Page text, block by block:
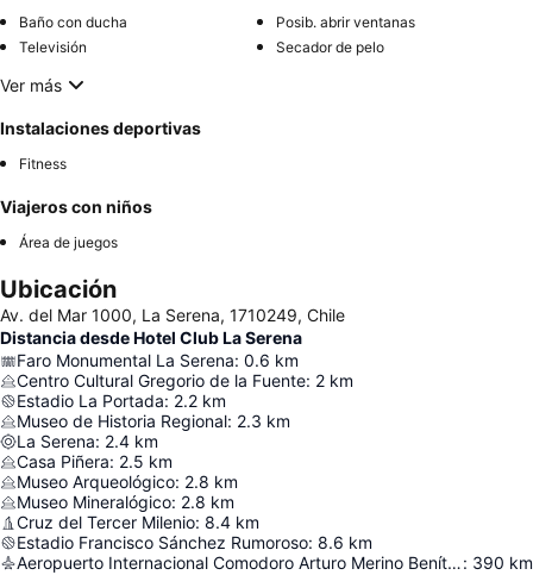
Baño con ducha
Posib. abrir ventanas
Televisión
Secador de pelo
Ver más
Instalaciones deportivas
Fitness
Viajeros con niños
Área de juegos
Ubicación
Av. del Mar 1000, La Serena, 1710249, Chile
Distancia desde Hotel Club La Serena
Faro Monumental La Serena: 0.6 km
Centro Cultural Gregorio de la Fuente: 2 km
Estadio La Portada: 2.2 km
Museo de Historia Regional: 2.3 km
La Serena: 2.4 km
Casa Piñera: 2.5 km
Museo Arqueológico: 2.8 km
Museo Mineralógico: 2.8 km
Cruz del Tercer Milenio: 8.4 km
Estadio Francisco Sánchez Rumoroso: 8.6 km
Aeropuerto Internacional Comodoro Arturo Merino Benítez: 390 km